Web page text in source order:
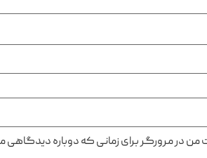
من در مرورگر برای زمانی که دوباره